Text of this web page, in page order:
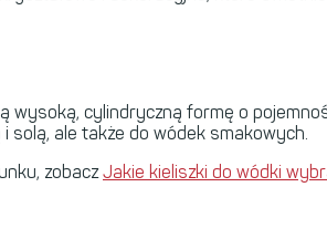
wysoką, cylindryczną formę o
solą, ale także do wódek smakowych.
zobaczJakie kieliszki do wódki